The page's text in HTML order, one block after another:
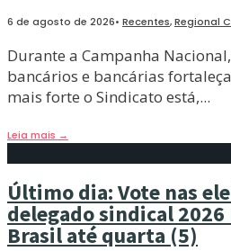
6 de agosto de 2026• Recentes,Regional
Durante a Campanha
bancários e bancárias
mais forte o Sindicato está,...
Leia mais →
Último dia: Vote nas
delegado sindical 2026
Brasil até quarta (5)